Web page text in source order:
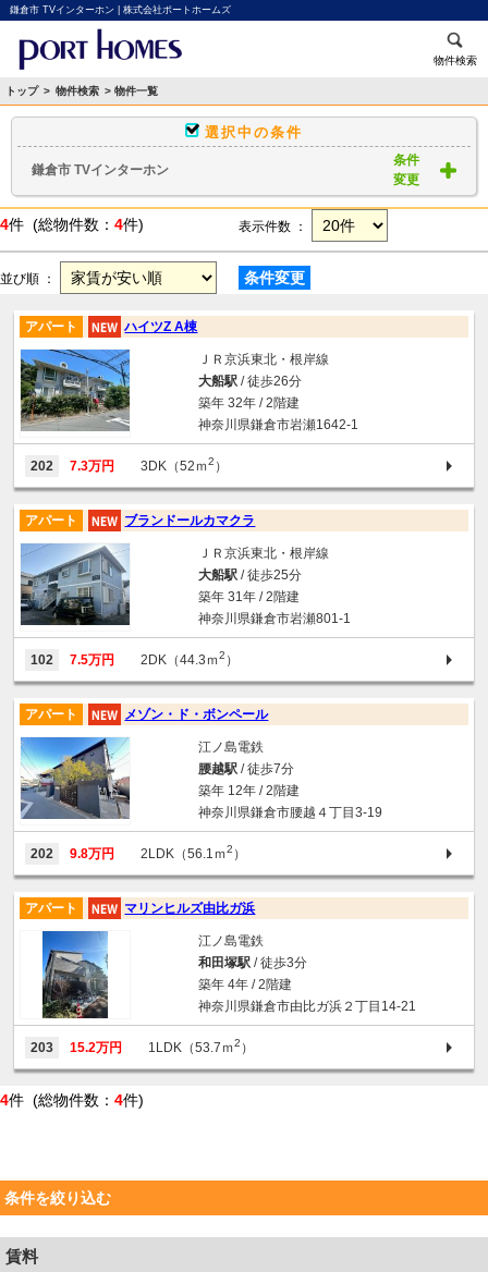
鎌倉市 TVインターホン | 株式会社ポートホームズ
物件検索
トップ > 物件検索 > 物件一覧
選択中の条件
鎌倉市 TVインターホン
条件
変更
4件 (総物件数： 4件) 表示件数 ：
並び順 ： 条件変更
アパート ハイツZ A棟
ＪＲ京浜東北・根岸線
大船駅/ 徒歩26分
築年 32年 / 2階建
神奈川県鎌倉市岩瀬1642-1
202 7.3万円 3DK（52ｍ2 ）
アパート ブランドールカマクラ
ＪＲ京浜東北・根岸線
大船駅/ 徒歩25分
築年 31年 / 2階建
神奈川県鎌倉市岩瀬801-1
102 7.5万円 2DK（44.3ｍ2 ）
アパート メゾン・ド・ボンペール
江ノ島電鉄
腰越駅/ 徒歩7分
築年 12年 / 2階建
神奈川県鎌倉市腰越４丁目3-19
202 9.8万円 2LDK（56.1ｍ2 ）
アパート マリンヒルズ由比ガ浜
江ノ島電鉄
和田塚駅/ 徒歩3分
築年 4年 / 2階建
神奈川県鎌倉市由比ガ浜２丁目14-21
203 15.2万円 1LDK（53.7ｍ2 ）
4件 (総物件数： 4件)
条件を絞り込む
賃料